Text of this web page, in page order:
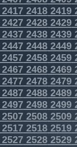
24182419
24282429
24382439
24482449
24582459
24682469
24782479
24882489
24982499
25082509
25182519
25282529